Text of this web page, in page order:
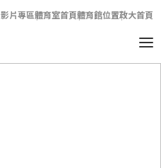
影片專區體育室首頁體育館位置政大首頁